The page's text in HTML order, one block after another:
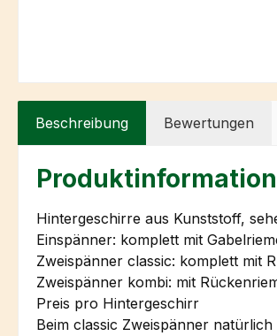
Beschreibung Bewertungen
Hintergeschirre aus Kunststoff,
Einspänner: komplett mit
Zweispänner classic: komplett mit
Zweispänner kombi: mit
Preis pro Hintergeschirr
Beim classic Zweispänner